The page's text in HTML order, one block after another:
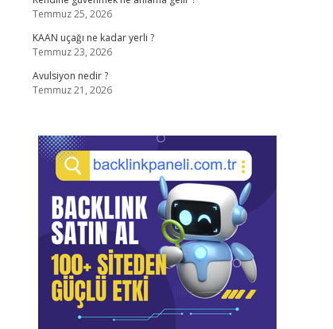
Temmuz 25, 2026
KAAN uçağı ne kadar yerli ?
Temmuz 23, 2026
Avulsiyon nedir ?
Temmuz 21, 2026